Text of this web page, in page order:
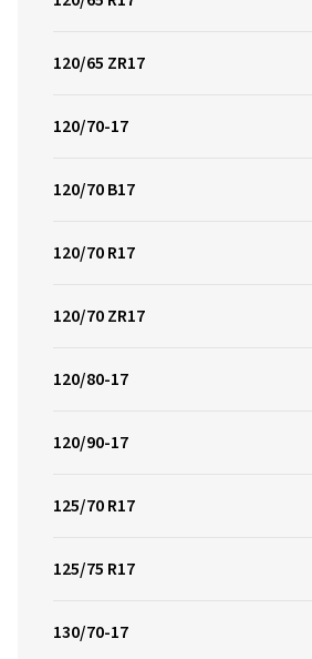
120/65 ZR17
120/70-17
120/70 B17
120/70 R17
120/70 ZR17
120/80-17
120/90-17
125/70 R17
125/75 R17
130/70-17